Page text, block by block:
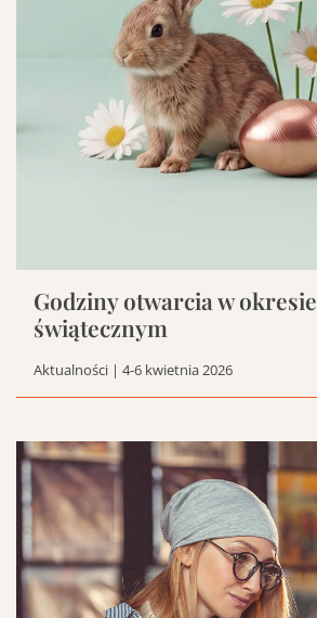
Godziny otwarcia w okresie
świątecznym
Aktualności | 4-6 kwietnia 2026